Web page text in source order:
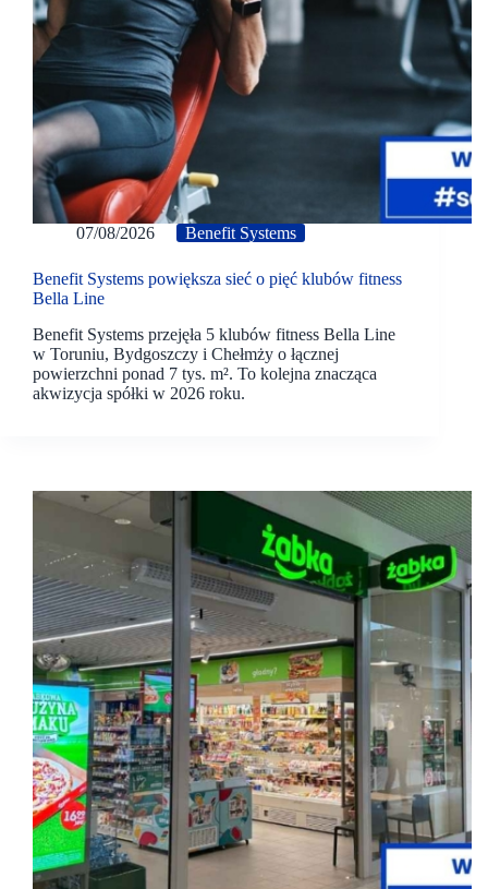
07/08/2026 Benefit Systems
Benefit Systems powiększa sieć o pięć klubów fitness
Bella Line
Benefit Systems przejęła 5 klubów fitness Bella Line
w Toruniu, Bydgoszczy i Chełmży o łącznej
powierzchni ponad 7 tys. m². To kolejna znacząca
akwizycja spółki w 2026 roku.